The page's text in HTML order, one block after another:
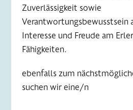
Zuverlässigkeit sowie
Verantwortungsbewusstsein
Interesse und Freude am
Fähigkeiten.
ebenfalls zum
suchen wir eine/n